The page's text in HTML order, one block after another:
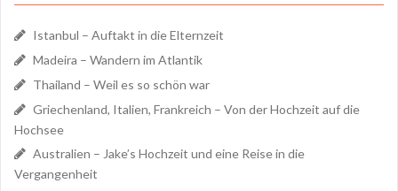
Istanbul – Auftakt in die Elternzeit
Madeira – Wandern im Atlantik
Thailand – Weil es so schön war
Griechenland, Italien, Frankreich – Von der Hochzeit auf die
Hochsee
Australien – Jake’s Hochzeit und eine Reise in die
Vergangenheit